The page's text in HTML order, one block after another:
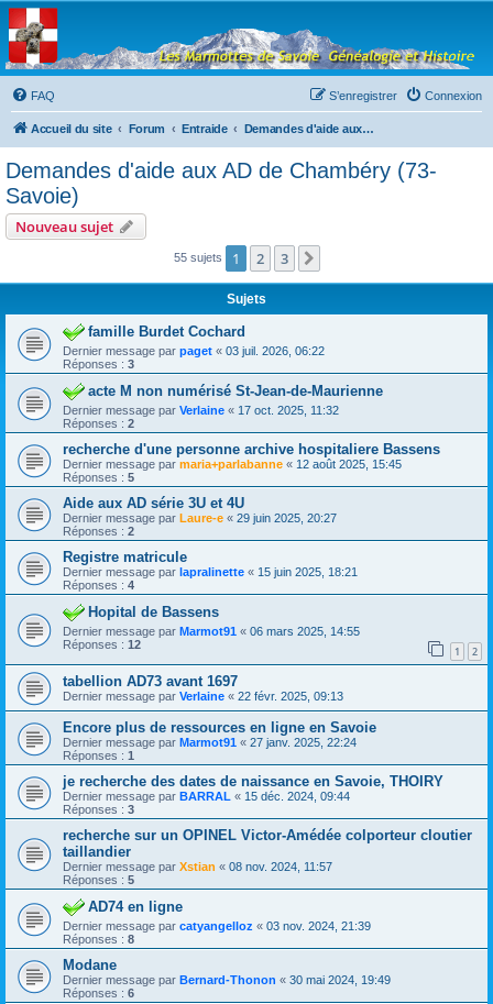
Les Marmottes de
Savoie
Forum d'entraide généalogique
FAQ
Connexion
S’enregistrer
Accueil du site Forum Entraide Demandes d'aide aux AD de Chambéry (73-Savoie)
Demandes d'aide aux AD de Chambéry (73-
Savoie)
Nouveau sujet
55 sujets 1 2 3
Sujets
famille Burdet Cochard
Dernier message par paget « 03 juil. 2026, 06:22
Réponses : 3
acte M non numérisé St-Jean-de-Maurienne
Dernier message par Verlaine « 17 oct. 2025, 11:32
Réponses : 2
recherche d'une personne archive hospitaliere Bassens
Dernier message par maria+parlabanne « 12 août 2025, 15:45
Réponses : 5
Aide aux AD série 3U et 4U
Dernier message par Laure-e « 29 juin 2025, 20:27
Réponses : 2
Registre matricule
Dernier message par lapralinette « 15 juin 2025, 18:21
Réponses : 4
Hopital de Bassens
Dernier message par Marmot91 « 06 mars 2025, 14:55
Réponses : 12 1 2
tabellion AD73 avant 1697
Dernier message par Verlaine « 22 févr. 2025, 09:13
Encore plus de ressources en ligne en Savoie
Dernier message par Marmot91 « 27 janv. 2025, 22:24
Réponses : 1
je recherche des dates de naissance en Savoie, THOIRY
Dernier message par BARRAL « 15 déc. 2024, 09:44
Réponses : 3
recherche sur un OPINEL Victor-Amédée colporteur cloutier
taillandier
Dernier message par Xstian « 08 nov. 2024, 11:57
Réponses : 5
AD74 en ligne
Dernier message par catyangelloz « 03 nov. 2024, 21:39
Réponses : 8
Modane
Dernier message par Bernard-Thonon « 30 mai 2024, 19:49
Réponses : 6